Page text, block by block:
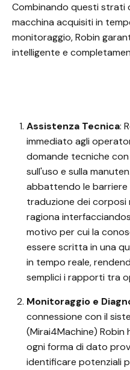
Combinando questi strati
macchina acquisiti in
monitoraggio, Robin
intelligente e
Assistenza Tecnica:
immediato agli
domande tecniche
sull'uso e sulla
abbattendo le barriere
traduzione dei corposi
ragiona
motivo per cui la
essere scritta in una
in tempo reale,
semplici i rapporti tra
Monitoraggio e
connessione con il
(Mirai4Machine)
ogni forma di dato
identificare potenziali